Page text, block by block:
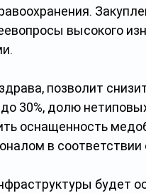
высокого
позволит
30%, долю
оснащенность
в
будет